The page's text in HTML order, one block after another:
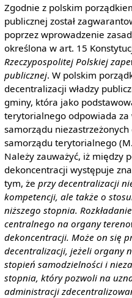
Zgodnie z polskim
publicznej został
poprzez wprowadzenie
określona w art. 15
Rzeczypospolitej Polskiej
publicznej. W polskim
decentralizacji władzy
gminy, która jako
terytorialnego odpowiada
samorządu
samorządu terytorialnego
Należy zauważyć, iż między
dekoncentracji występuje
tym, że przy decentralizacji
kompetencji, ale także o
niższego stopnia.
centralnego na organy
dekoncentracji. Może on się
decentralizacji, jeżeli organy
stopień samodzielności i
stopnia, który pozwoli na
administracji